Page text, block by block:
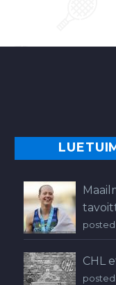
posted
CHL
posted